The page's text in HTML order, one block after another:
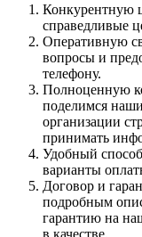
Конкурентную
справедливые
Оперативную
вопросы и
телефону.
Полноценную
поделимся
организации
принимать
Удобный
варианты
Договор и
подробным
гарантию на
в качестве.